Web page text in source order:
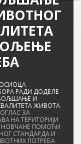
РАДИ ДОДЕЛЕ
И
ЖИВОТА
ОГЛАС ЗА
НА ТЕРИТОРИЈИ
НОВЧАНЕ ПОМОЋИ
СТАНДАРДА И
ПОТРЕБА